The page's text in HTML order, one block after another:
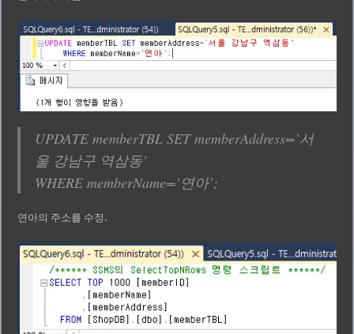
UPDATE memberTBL SET memberAddress=’서
울 강남구 역삼동’
WHERE memberName=’연아’;
연아의 주소를 수정.